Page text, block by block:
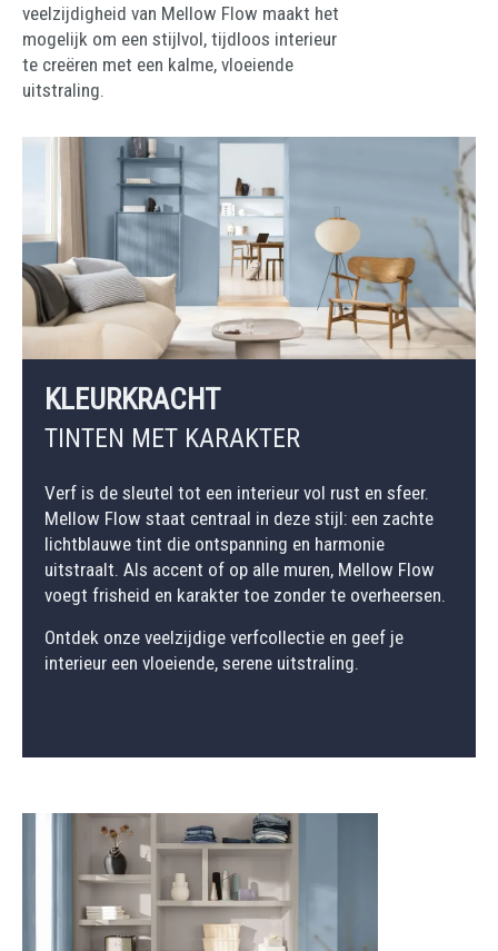
veelzijdigheid van Mellow Flow maakt het
mogelijk om een stijlvol, tijdloos interieur
te creëren met een kalme, vloeiende
uitstraling.
KLEURKRACHT
TINTEN MET KARAKTER
Verf is de sleutel tot een interieur vol rust en sfeer.
Mellow Flow staat centraal in deze stijl: een zachte
lichtblauwe tint die ontspanning en harmonie
uitstraalt. Als accent of op alle muren, Mellow Flow
voegt frisheid en karakter toe zonder te overheersen.
Ontdek onze veelzijdige verfcollectie en geef je
interieur een vloeiende, serene uitstraling.